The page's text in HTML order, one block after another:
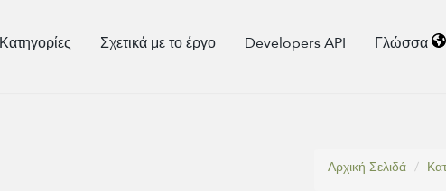
Κατηγορίες Σχετικά με το έργο Developers API Γλώσσα
Αρχική Σελιδά